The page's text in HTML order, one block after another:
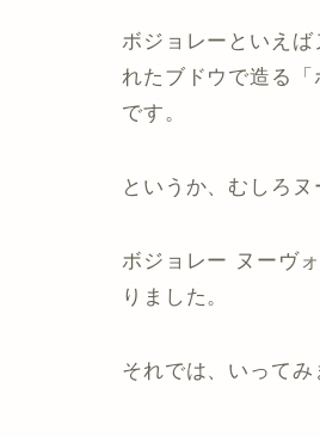
ボジョレーといえ
れたブドウで造る
です。
というか、むしろ
ボジョレー ヌーヴ
りました。
それでは、いってみ